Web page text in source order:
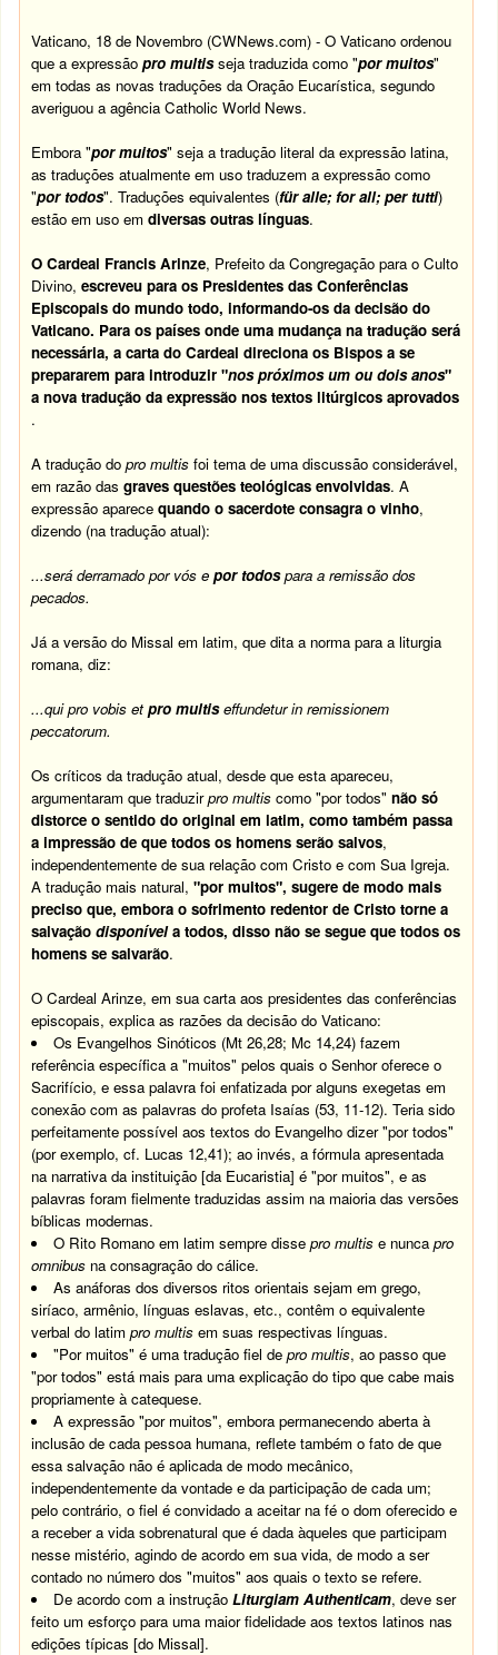
Vaticano, 18 de Novembro (CWNews.com) - O Vaticano ordenou
que a expressãopro multisseja traduzida como "por muitos"
em todas as novas traduções da Oração Eucarística, segundo
averiguou a agência Catholic World News.
Embora "por muitos" seja a tradução literal da expressão latina,
as traduções atualmente em uso traduzem a expressão como
"por todos". Traduções equivalentes (für alle; for all; per tutti)
estão em uso emdiversas outras línguas.
O Cardeal Francis Arinze, Prefeito da Congregação para o Culto
Divino,escreveu para os Presidentes das Conferências
Episcopais do mundo todo, informando-os da decisão do
Vaticano. Para os países onde uma mudança na tradução será
necessária, a carta do Cardeal direciona os Bispos a se
prepararem para introduzir "nos próximos um ou dois anos"
a nova tradução da expressão nos textos litúrgicos aprovados
.
A tradução dopro multis foi tema de uma discussão considerável,
em razão dasgraves questões teológicas envolvidas. A
expressão aparecequando o sacerdote consagra o vinho,
dizendo (na tradução atual):
...será derramado por vós epor todospara a remissão dos
pecados.
Já a versão do Missal em latim, que dita a norma para a liturgia
romana, diz:
...qui pro vobis etpro multiseffundetur in remissionem
peccatorum.
Os críticos da tradução atual, desde que esta apareceu,
argumentaram que traduzirpro multis como "por todos"não só
distorce o sentido do original em latim, como também passa
a impressão de que todos os homens serão salvos,
independentemente de sua relação com Cristo e com Sua Igreja.
A tradução mais natural,"por muitos", sugere de modo mais
preciso que, embora o sofrimento redentor de Cristo torne a
salvaçãodisponívela todos, disso não se segue que todos os
homens se salvarão.
O Cardeal Arinze, em sua carta aos presidentes das conferências
episcopais, explica as razões da decisão do Vaticano:
Os Evangelhos Sinóticos (Mt 26,28; Mc 14,24) fazem
referência específica a "muitos" pelos quais o Senhor oferece o
Sacrifício, e essa palavra foi enfatizada por alguns exegetas em
conexão com as palavras do profeta Isaías (53, 11-12). Teria sido
perfeitamente possível aos textos do Evangelho dizer "por todos"
(por exemplo, cf. Lucas 12,41); ao invés, a fórmula apresentada
na narrativa da instituição [da Eucaristia] é "por muitos", e as
palavras foram fielmente traduzidas assim na maioria das versões
bíblicas modernas.
O Rito Romano em latim sempre dissepro multise nuncapro
omnibus na consagração do cálice.
As anáforas dos diversos ritos orientais sejam em grego,
siríaco, armênio, línguas eslavas, etc., contêm o equivalente
verbal do latimpro multis em suas respectivas línguas.
"Por muitos" é uma tradução fiel depro multis, ao passo que
"por todos" está mais para uma explicação do tipo que cabe mais
propriamente à catequese.
A expressão "por muitos", embora permanecendo aberta à
inclusão de cada pessoa humana, reflete também o fato de que
essa salvação não é aplicada de modo mecânico,
independentemente da vontade e da participação de cada um;
pelo contrário, o fiel é convidado a aceitar na fé o dom oferecido e
a receber a vida sobrenatural que é dada àqueles que participam
nesse mistério, agindo de acordo em sua vida, de modo a ser
contado no número dos "muitos" aos quais o texto se refere.
De acordo com a instruçãoLiturgiam Authenticam, deve ser
feito um esforço para uma maior fidelidade aos textos latinos nas
edições típicas [do Missal].